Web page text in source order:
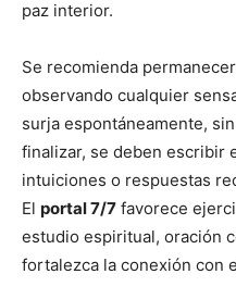
paz interior.
Se recomienda
observando cualquier
surja espontáneamente,
finalizar, se deben escribir
intuiciones o respuestas
El portal 7/7 favorece
estudio espiritual, oración
fortalezca la conexión con